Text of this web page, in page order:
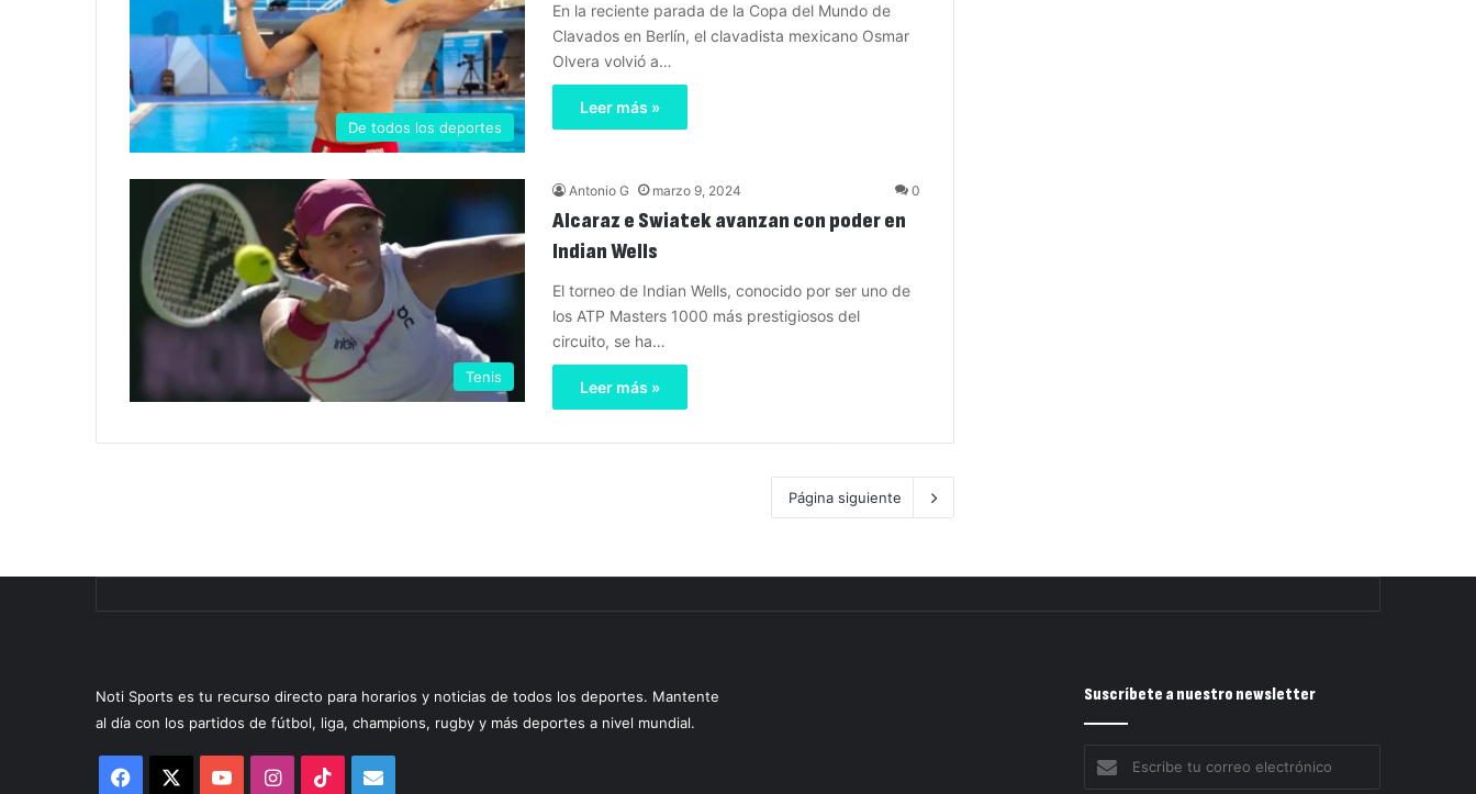
De todos los deportes
En la reciente parada de la Copa del Mundo de
Clavados en Berlín, el clavadista mexicano Osmar
Olvera volvió a…
Leer más »
Tenis
Antonio G marzo 9, 2024 0
Alcaraz e Swiatek avanzan con poder en
Indian Wells
El torneo de Indian Wells, conocido por ser uno de
los ATP Masters 1000 más prestigiosos del
circuito, se ha…
Leer más »
Página siguiente
Noti Sports es tu recurso directo para horarios y noticias de todos los deportes. Mantente
al día con los partidos de fútbol, liga, champions, rugby y más deportes a nivel mundial.
Facebook YouTubeInstagram
TikTok
Suscríbete a nuestro newsletter
Escribe
tu